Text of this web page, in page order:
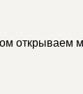
открываем